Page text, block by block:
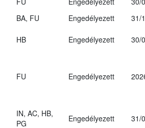
BA, FU Engedélyezett
31/
HB Engedélyezett
30/
FU Engedélyezett
IN, AC, HB,
PG
Engedélyezett 31/